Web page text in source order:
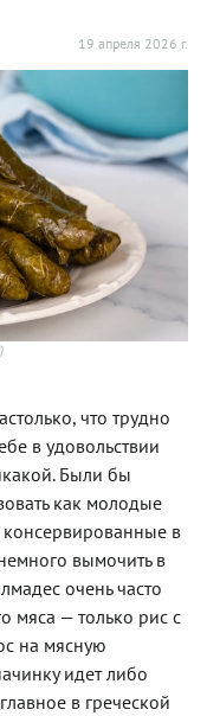
19 апреля 2026 г.
что трудно
в удовольствии
Были бы
как молодые
в
вымочить в
очень часто
мяса — только рис с
на мясную
идет либо
в греческой